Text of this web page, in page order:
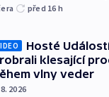
před 16 h
Hosté
klesající
vlny veder
2026